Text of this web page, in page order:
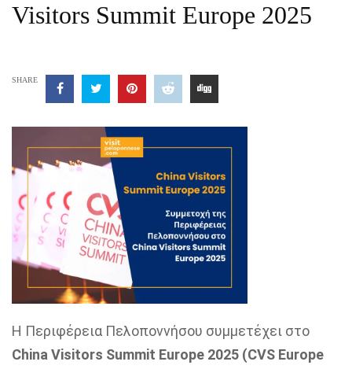
Visitors Summit Europe 2025
SHARE
Η Περιφέρεια Πελοποννήσου συμμετέχει στο
China Visitors Summit Europe 2025 (CVS Europe